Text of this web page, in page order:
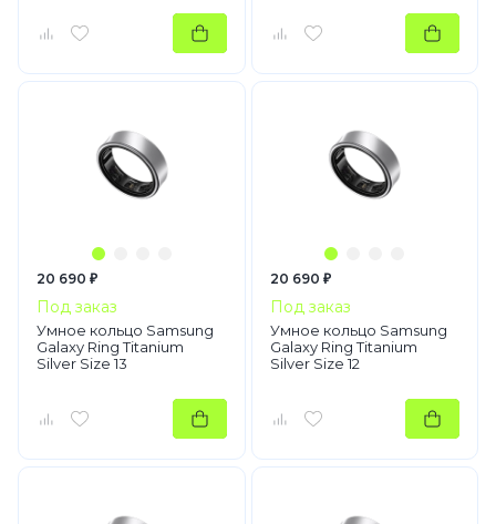
20 690 ₽
Под заказ
Умное кольцо Samsung
Galaxy Ring Titanium
Silver Size 13
20 690 ₽
Под заказ
Умное кольцо Samsung
Galaxy Ring Titanium
Silver Size 12